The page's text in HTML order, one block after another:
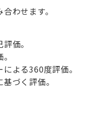
わせます。
価。
よる360度評価。
づく評価。